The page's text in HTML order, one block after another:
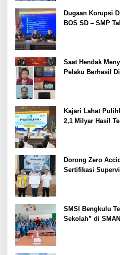
Dugaan Korupsi
BOS SD – SMP
Saat Hendak
Pelaku Berhasil
Kajari Lahat
2,1 Milyar Hasil
Dorong Zero
Sertifikasi
SMSI Bengkulu
Sekolah” di